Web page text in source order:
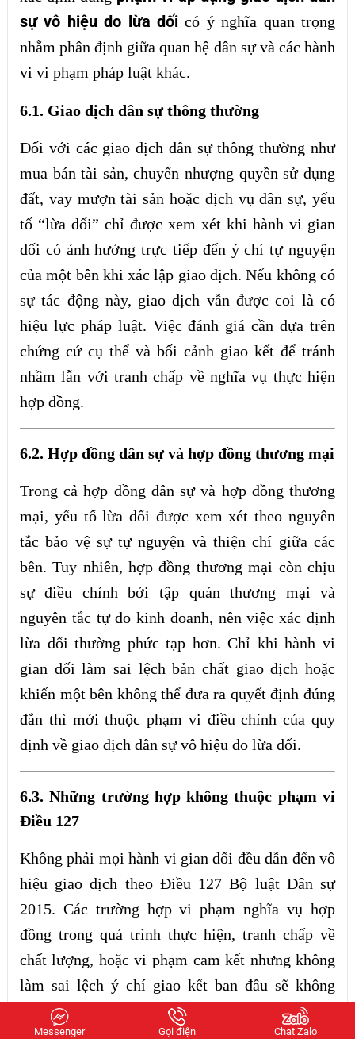
sự vô hiệu do lừa dối có ý nghĩa quan trọng
nhằm phân định giữa quan hệ dân sự và các hành
vi vi phạm pháp luật khác.
6.1. Giao dịch dân sự thông thường
Đối với các giao dịch dân sự thông thường như
mua bán tài sản, chuyển nhượng quyền sử dụng
đất, vay mượn tài sản hoặc dịch vụ dân sự, yếu
tố “lừa dối” chỉ được xem xét khi hành vi gian
dối có ảnh hưởng trực tiếp đến ý chí tự nguyện
của một bên khi xác lập giao dịch. Nếu không có
sự tác động này, giao dịch vẫn được coi là có
hiệu lực pháp luật. Việc đánh giá cần dựa trên
chứng cứ cụ thể và bối cảnh giao kết để tránh
nhầm lẫn với tranh chấp về nghĩa vụ thực hiện
hợp đồng.
6.2. Hợp đồng dân sự và hợp đồng thương mại
Trong cả hợp đồng dân sự và hợp đồng thương
mại, yếu tố lừa dối được xem xét theo nguyên
tắc bảo vệ sự tự nguyện và thiện chí giữa các
bên. Tuy nhiên, hợp đồng thương mại còn chịu
sự điều chỉnh bởi tập quán thương mại và
nguyên tắc tự do kinh doanh, nên việc xác định
lừa dối thường phức tạp hơn. Chỉ khi hành vi
gian dối làm sai lệch bản chất giao dịch hoặc
khiến một bên không thể đưa ra quyết định đúng
đắn thì mới thuộc phạm vi điều chỉnh của quy
định về giao dịch dân sự vô hiệu do lừa dối.
6.3. Những trường hợp không thuộc phạm vi
Điều 127
Không phải mọi hành vi gian dối đều dẫn đến vô
hiệu giao dịch theo Điều 127 Bộ luật Dân sự
2015. Các trường hợp vi phạm nghĩa vụ hợp
đồng trong quá trình thực hiện, tranh chấp về
chất lượng, hoặc vi phạm cam kết nhưng không
làm sai lệch ý chí giao kết ban đầu sẽ không
thuộc phạm vi áp dụng. Trong những tình huống
Messenger Gọi điện Chat Zalo